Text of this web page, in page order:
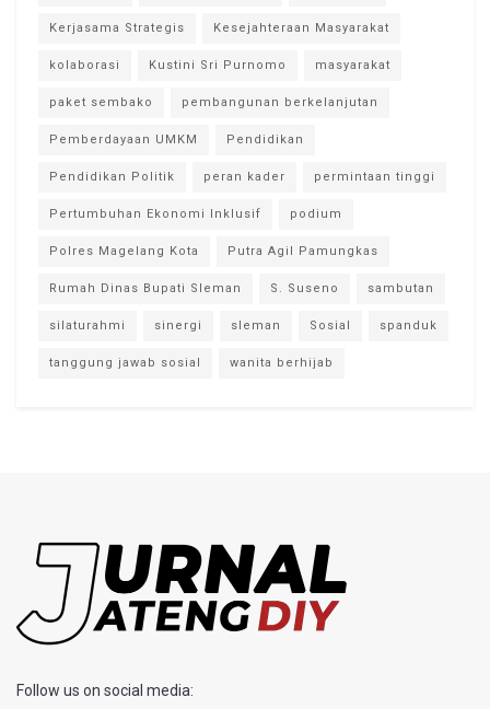
Kerjasama Strategis Kesejahteraan Masyarakat
kolaborasi Kustini Sri Purnomo masyarakat
paket sembako pembangunan berkelanjutan
Pemberdayaan UMKM Pendidikan
Pendidikan Politik peran kader permintaan tinggi
Pertumbuhan Ekonomi Inklusif podium
Polres Magelang Kota Putra Agil Pamungkas
Rumah Dinas Bupati Sleman S. Suseno sambutan
silaturahmi sinergi sleman Sosial spanduk
tanggung jawab sosial wanita berhijab
Follow us on social media: